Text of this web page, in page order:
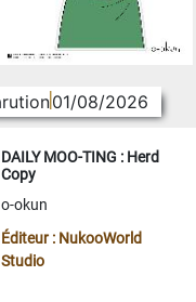
01/08/2026
DAILY MOO-TING : Herd
Copy
o-okun
Éditeur : NukooWorld
Studio